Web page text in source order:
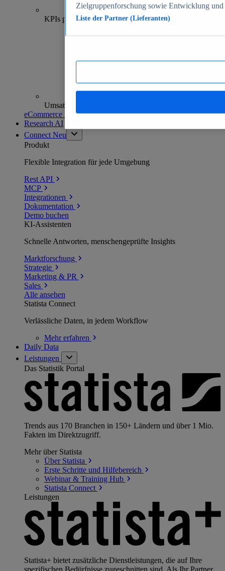
70+
KPIs pro Shop
Umsatzanalysen und -prognosen
eCommerce Insights entdecken
Research AI
Connect Neu
Produkt
Flexible Integration für jede Umgebung
Rest API
MCP
Integrationen
Dokumentation
Demo buchen
KI-Assistenten
Schnelle Antworten, menschengeprüfte Insights
Marktforschung
Strategie
Marketing & PR
Sales
Alle ansehen
Statista Connect
Verlässliche Daten, in jedem Workflow
Mehrerfahren
Daily Data
Leistungen
Das Statistik Portal
Trends aus 170 Branchen in 150+ Ländern und über 1 Mio.
Fakten im Direktzugriff.
Mehr über Statista
Über Statista
Erste Schritte und Hilfebereich
Webinar & Training Hub
Statista Connect
Leistungen
Statista+ bietet zusätzliche Dienstleistungen, die auf Ihre
spezifischen Bedürfnisse zugeschnitten sind. Als Ihr Partner
Zielgruppenforschung sowie Entwicklung
Liste der Partner (Lieferanten)